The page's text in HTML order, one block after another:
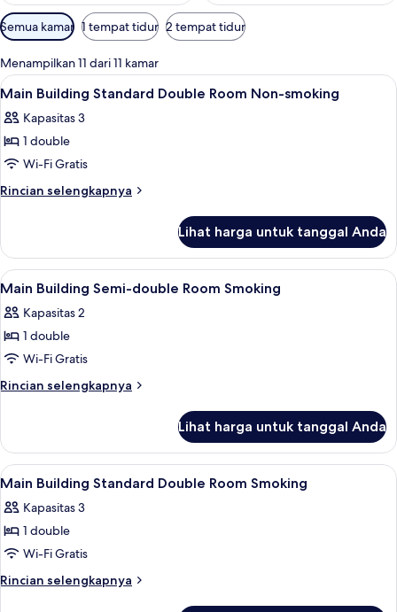
Filter
tersedia
untuk
kamar
Semua kamar 1 tempat tidur 2 tempat tidur
Menampilkan 11 dari 11 kamar
Lihat
semua
foto
untuk
Main
Building
Room
Non-
smoking
Brankas, meja kerja, setrika/meja
1
Main Building Standard Double Room Non-smoking
Kapasitas 3
1 double
Wi-Fi Gratis
Rincian selengkapnya
Rincian
Main
Building
Standard
Room
Non-
Lihat harga untuk tanggal Anda
Lihat
semua
foto
untuk
Main
Building
Room
Smoking
Brankas, meja kerja, setrika/meja
1
Main Building Semi-double Room Smoking
Kapasitas 2
1 double
Wi-Fi Gratis
Rincian selengkapnya
Rincian
Main
Building
Semi-
Room
Smoking
Lihat harga untuk tanggal Anda
Lihat
semua
foto
untuk
Main
Building
Brankas, meja kerja, setrika/meja
1
Main Building Standard Double Room Smoking
Kapasitas 3
1 double
Wi-Fi Gratis
Rincian selengkapnya
Rincian